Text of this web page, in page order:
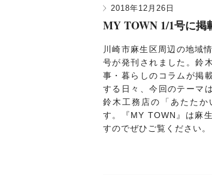
MY TOWN 1/1号に掲
2018年12月26日
川崎市麻生区周辺の地域
号が発刊されました。鈴
事・暮らしのコラムが掲
する日々、今回のテーマ
鈴木工務店の「あたたか
す。『MY TOWN』は麻
すのでぜひご覧ください。